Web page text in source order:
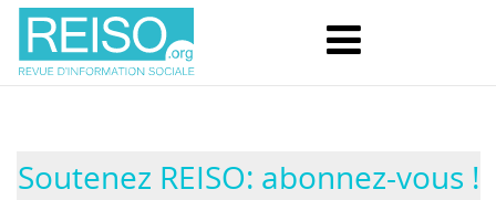
Soutenez REISO: abonnez-vous !